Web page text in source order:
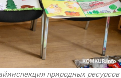
природных ресурсов